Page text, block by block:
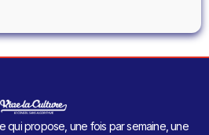
qui propose, une fois par semaine, une